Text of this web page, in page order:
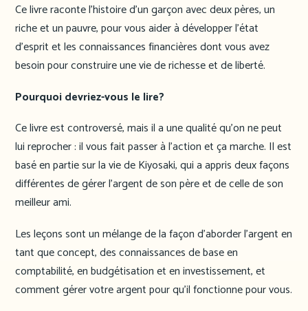
Ce livre raconte l’histoire d’un garçon avec deux pères, un
riche et un pauvre, pour vous aider à développer l’état
d’esprit et les connaissances financières dont vous avez
besoin pour construire une vie de richesse et de liberté.
Pourquoi devriez-vous le lire?
Ce livre est controversé, mais il a une qualité qu’on ne peut
lui reprocher : il vous fait passer à l’action et ça marche. Il est
basé en partie sur la vie de Kiyosaki, qui a appris deux façons
différentes de gérer l’argent de son père et de celle de son
meilleur ami.
Les leçons sont un mélange de la façon d’aborder l’argent en
tant que concept, des connaissances de base en
comptabilité, en budgétisation et en investissement, et
comment gérer votre argent pour qu’il fonctionne pour vous.